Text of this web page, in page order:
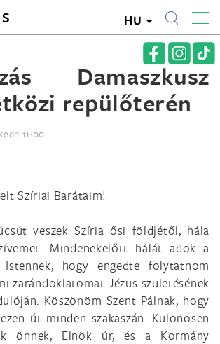
HU
Damaszkusz
repülőterén
11:00
Szíriai Barátaim!
veszek Szíria ősi földjétől, hála
Mindenekelőtt hálát adok a
Istennek, hogy engedte folytatnom
zarándoklatomat Jézus születésének
Köszönöm Szent Pálnak, hogy
út minden szakaszán. Különösen
önnek, Elnök úr, és a Kormány